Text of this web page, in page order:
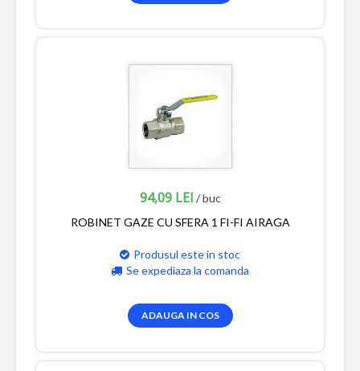
94,09 LEI / buc
ROBINET GAZE CU SFERA 1 FI-FI AIRAGA
Produsul este in stoc
Se expediaza la comanda
ADAUGA IN COS